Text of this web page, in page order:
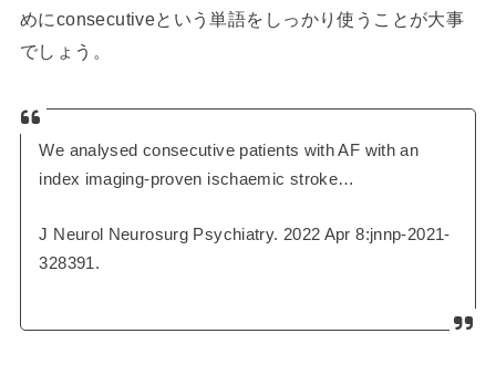
めにconsecutiveという単語をしっかり使うことが大事
でしょう。
We analysed consecutive patients with AF with an
index imaging-proven ischaemic stroke…
J Neurol Neurosurg Psychiatry. 2022 Apr 8:jnnp-2021-
328391.